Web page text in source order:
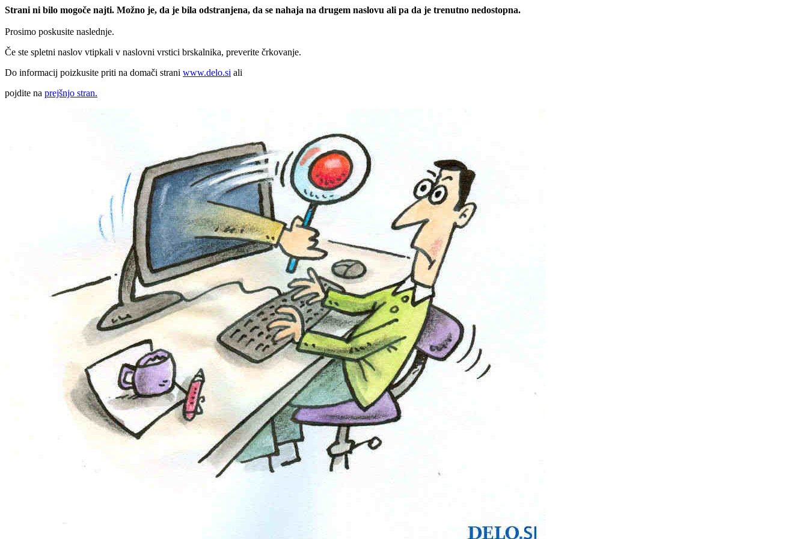
Strani ni bilo mogoče najti. Možno je, da je bila odstranjena, da se nahaja na drugem naslovu ali pa da je trenutno nedostopna.
Prosimo poskusite naslednje.
Če ste spletni naslov vtipkali v naslovni vrstici brskalnika, preverite črkovanje.
Do informacij poizkusite priti na domači strani www.delo.si ali
pojdite na prejšnjo stran.